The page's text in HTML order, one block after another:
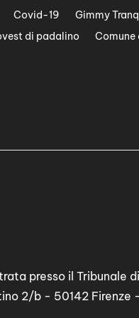
Covid-19 Gimmy
di padalino
Comune
presso il Tribunale
2/b - 50142